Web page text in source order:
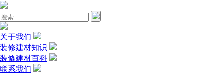
关于我们
装修建材知识
装修建材百科
联系我们